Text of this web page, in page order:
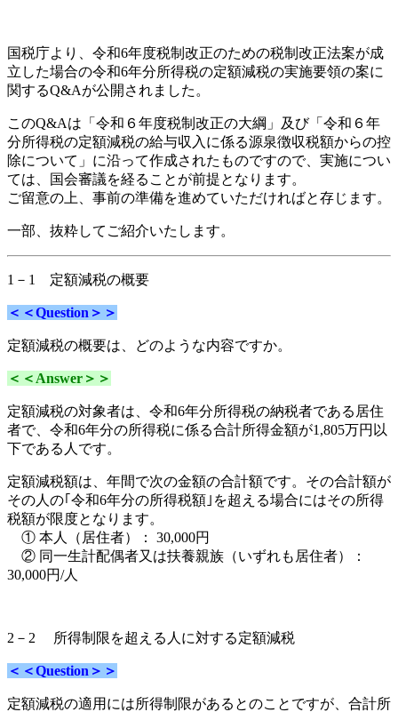
国税庁より、令和6年度税制改正のための税制改正法案が成
立した場合の令和6年分所得税の定額減税の実施要領の案に
関するQ&Aが公開されました。
このQ&Aは「令和６年度税制改正の大綱」及び「令和６年
分所得税の定額減税の給与収入に係る源泉徴収税額からの控
除について」に沿って作成されたものですので、実施につい
ては、国会審議を経ることが前提となります。
ご留意の上、事前の準備を進めていただければと存じます。
一部、抜粋してご紹介いたします。
1－1 定額減税の概要
＜＜Question＞＞
定額減税の概要は、どのような内容ですか。
＜＜Answer＞＞
定額減税の対象者は、令和6年分所得税の納税者である居住
者で、令和6年分の所得税に係る合計所得金額が1,805万円以
下である人です。
定額減税額は、年間で次の金額の合計額です。 その合計額が
その人の｢令和6年分の所得税額｣を超える場合にはその所得
税額が限度となります。
① 本人（居住者）： 30,000円
② 同一生計配偶者又は扶養親族（いずれも居住者）：
30,000円/人
2－2 所得制限を超える人に対する定額減税
＜＜Question＞＞
定額減税の適用には所得制限があるとのことですが、合計所